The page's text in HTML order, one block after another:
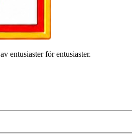
entusiaster för entusiaster.